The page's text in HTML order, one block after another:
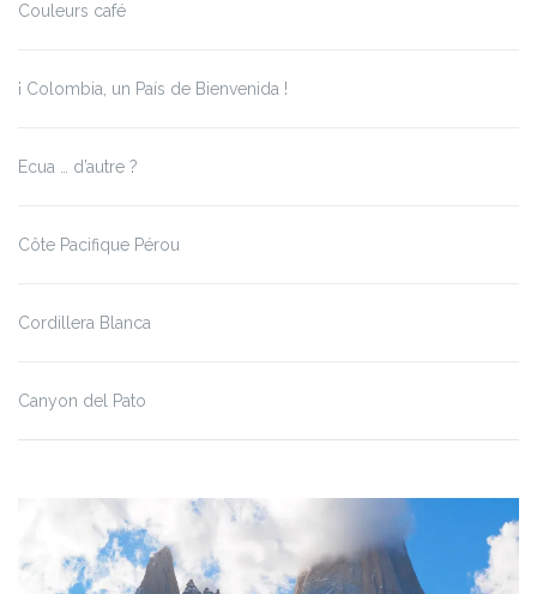
Couleurs café
¡ Colombia, un País de Bienvenida !
Ecua … d’autre ?
Côte Pacifique Pérou
Cordillera Blanca
Canyon del Pato